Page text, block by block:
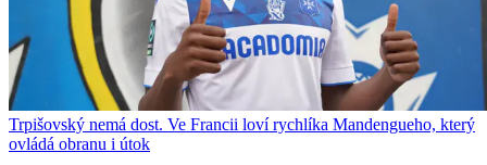
Trpišovský nemá dost. Ve Francii loví rychlíka Mandengueho, který
ovládá obranu i útok